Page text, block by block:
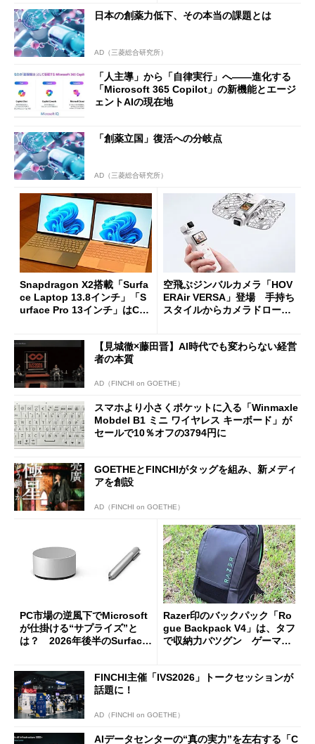
日本の創薬力低下、その本当の課題とは
AD（三菱総合研究所）
「人主導」から「自律実行」へ――進化する
「Microsoft 365 Copilot」の新機能とエージ
ェントAIの現在地
「創薬立国」復活への分岐点
AD（三菱総合研究所）
Snapdragon X2搭載「Surfa
ce Laptop 13.8インチ」「S
urface Pro 13インチ」はCop
た
空飛ぶジンバルカメラ「HOV
ERAir VERSA」登場 手持ち
スタイルからカメラドローン
【見城徹×藤田晋】AI時代でも変わらない経営
者の本質
AD（FINCHI on GOETHE）
スマホより小さくポケットに入る「Winmaxle
Mobdel B1 ミニ ワイヤレス キーボード」が
セールで10％オフの3794円に
GOETHEとFINCHIがタッグを組み、新メディ
アを創設
AD（FINCHI on GOETHE）
PC市場の逆風下でMicrosoft
が仕掛ける“サプライズ”と
は？ 2026年後半のSurface
Razer印のバックパック「Ro
gue Backpack V4」は、タフ
で収納力バツグン ゲーマー
FINCHI主催「IVS2026」トークセッションが
話題に！
AD（FINCHI on GOETHE）
AIデータセンターの“真の実力”を左右する「C